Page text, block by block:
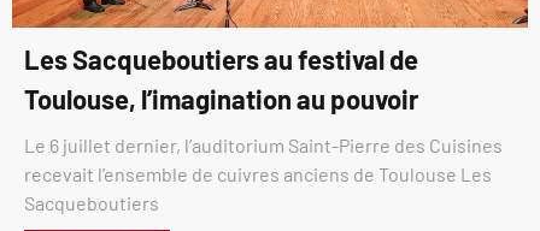
Les Sacqueboutiers au festival de
Toulouse, l’imagination au pouvoir
Le 6 juillet dernier, l’auditorium Saint-Pierre des Cuisines
recevait l’ensemble de cuivres anciens de Toulouse Les
Sacqueboutiers